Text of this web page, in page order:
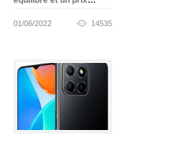
01/06/2022 14535